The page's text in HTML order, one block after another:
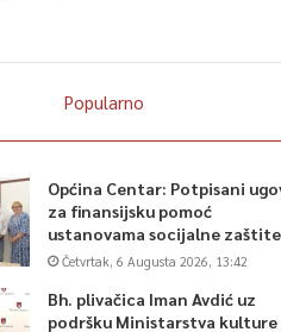
Popularno
Općina Centar: Potpisani
za finansijsku pomoć
ustanovama socijalne zaštite
Četvrtak, 6 Augusta 2026, 13:42
Bh. plivačica Iman Avdić uz
podršku Ministarstva kulture